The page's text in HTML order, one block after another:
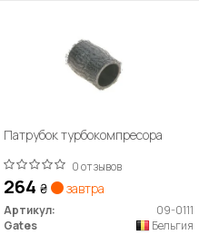
Патрубок турбокомпресора
0 отзывов
264 ₴ завтра
Артикул:
09-0111
Gates
Бельгия